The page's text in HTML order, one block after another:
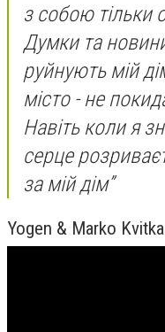
з собою тільки
Думки та
руйнують мій
місто - не
Навіть коли я
серце
за мій дім”
Yogen & Marko